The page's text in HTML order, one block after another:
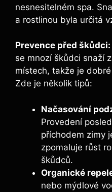
nesnesitelném spa.
a rostlinou byla určitá
Prevence před škůdci:
se mnozí škůdci snaží
místech, takže je
Zde je několik tipů:
Načasování
Provedení
příchodem zimy
zpomaluje růst
škůdců.
Organické
nebo mýdlové